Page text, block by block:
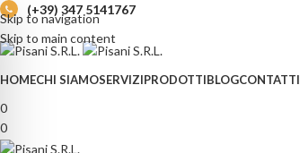
Skip to navigation
Skip to main content
(+39) 347 5141767
HOMECHI SIAMOSERVIZIPRODOTTIBLOGCONTATTI
0
0